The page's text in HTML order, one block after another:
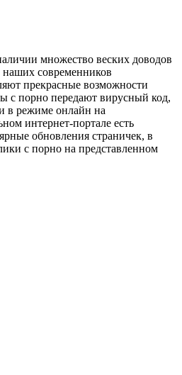
множество веских доводов
наших современников
прекрасные возможности
с порно передают вирусный код,
в режиме онлайн на
интернет-портале есть
обновления страничек, в
с порно на представленном